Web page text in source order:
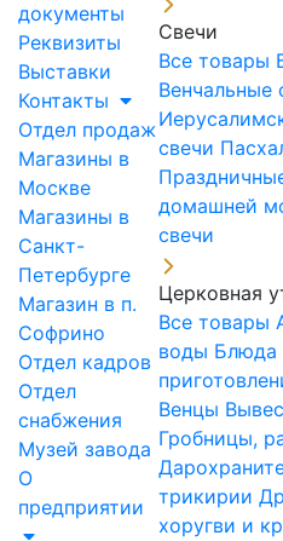
документы
Реквизиты
Выставки
Контакты
Отдел продаж
Магазины в
Москве
Магазины в
Санкт-
Петербурге
Магазин в п.
Софрино
Отдел кадров
Отдел
снабжения
Музей завода
О
предприятии
Свечи
Все товары
Венчальные
свечи
домашней
свечи
Церковная
Все товары
воды Блюда
Венцы
Гробницы,
трикирии
хоругви и